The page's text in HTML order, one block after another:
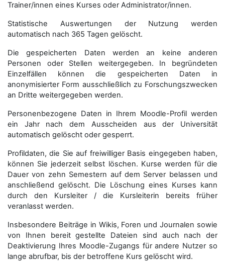
Trainer/innen eines Kurses oder Administrator/innen.
Statistische Auswertungen der Nutzung werden
automatisch nach 365 Tagen gelöscht.
Die gespeicherten Daten werden an keine anderen
Personen oder Stellen weitergegeben. In begründeten
Einzelfällen können die gespeicherten Daten in
anonymisierter Form aus­schließ­lich zu Forschungszwecken
an Dritte weitergegeben werden.
Personenbezogene Daten in Ihrem Moodle-Profil werden
ein Jahr nach dem Ausscheiden aus der Universität
automatisch gelöscht oder gesperrt.
Profildaten, die Sie auf freiwilliger Basis eingegeben haben,
können Sie jederzeit selbst löschen. Kurse werden für die
Dauer von zehn Semestern auf dem Server belassen und
anschließend gelöscht. Die Löschung eines Kurses kann
durch den Kursleiter / die Kursleiterin bereits früher
veranlasst werden.
Insbesondere Beiträge in Wikis, Foren und Journalen sowie
von Ihnen bereit gestellte Dateien sind auch nach der
Deaktivierung Ihres Moodle-Zugangs für andere Nutzer so
lange abrufbar, bis der betroffene Kurs gelöscht wird.